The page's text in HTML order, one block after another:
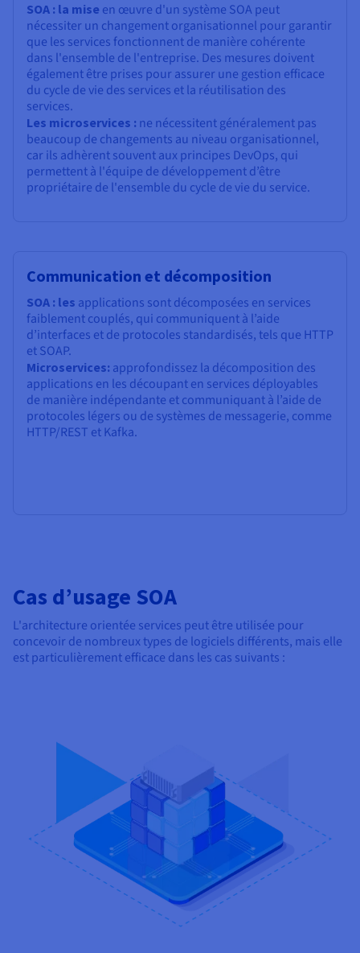
SOA : la mise en œuvre d'un système SOA peut
nécessiter un changement organisationnel pour garantir
que les services fonctionnent de manière cohérente
dans l'ensemble de l'entreprise. Des mesures doivent
également être prises pour assurer une gestion efficace
du cycle de vie des services et la réutilisation des
services.
Les microservices : ne nécessitent généralement pas
beaucoup de changements au niveau organisationnel,
car ils adhèrent souvent aux principes DevOps, qui
permettent à l'équipe de développement d’être
propriétaire de l'ensemble du cycle de vie du service.
Communication et décomposition
SOA : les applications sont décomposées en services
faiblement couplés, qui communiquent à l’aide
d’interfaces et de protocoles standardisés, tels que HTTP
et SOAP.
Microservices: approfondissez la décomposition des
applications en les découpant en services déployables
de manière indépendante et communiquant à l’aide de
protocoles légers ou de systèmes de messagerie, comme
HTTP/REST et Kafka.
Cas d’usage SOA
L'architecture orientée services peut être utilisée pour
concevoir de nombreux types de logiciels différents, mais elle
est particulièrement efficace dans les cas suivants :